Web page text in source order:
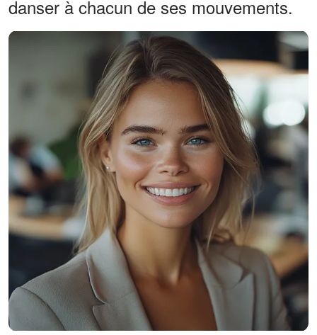
danser à chacun de ses mouvements.